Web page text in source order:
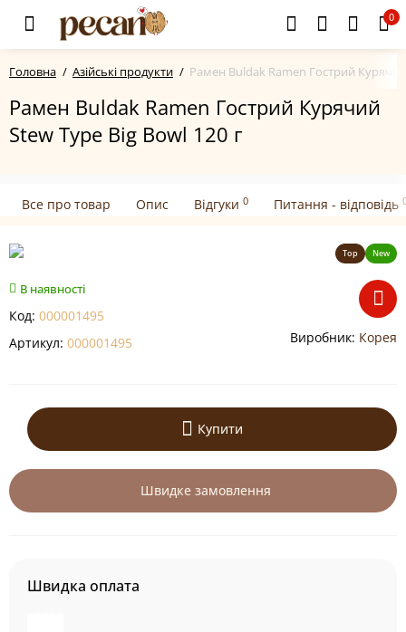
0
Головна Азійські продукти Рамен Buldak Ramen Гострий
Рамен Buldak Ramen Гострий Курячий
Stew Type Big Bowl 120 г
Все про товар Опис Відгуки 0 Питання - відповідь
Top New
В наявності
Код: 000001495
Артикул: 000001495 Виробник: Корея
Купити
Швидке замовлення
Швидка оплата